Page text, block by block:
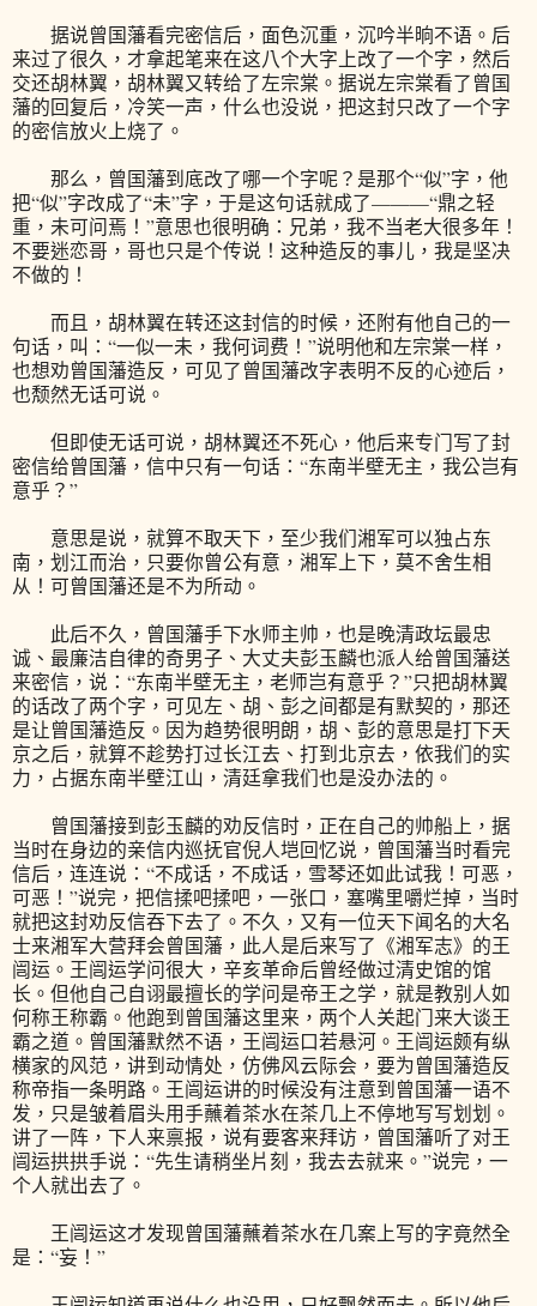
据说曾国藩看完密信后，面色沉重，沉吟半晌不语。后
来过了很久，才拿起笔来在这八个大字上改了一个字，然后
交还胡林翼，胡林翼又转给了左宗棠。据说左宗棠看了曾国
藩的回复后，冷笑一声，什么也没说，把这封只改了一个字
的密信放火上烧了。
那么，曾国藩到底改了哪一个字呢？是那个“似”字，他
把“似”字改成了“未”字，于是这句话就成了———“鼎之轻
重，未可问焉！”意思也很明确：兄弟，我不当老大很多年！
不要迷恋哥，哥也只是个传说！这种造反的事儿，我是坚决
不做的！
而且，胡林翼在转还这封信的时候，还附有他自己的一
句话，叫：“一似一未，我何词费！”说明他和左宗棠一样，
也想劝曾国藩造反，可见了曾国藩改字表明不反的心迹后，
也颓然无话可说。
但即使无话可说，胡林翼还不死心，他后来专门写了封
密信给曾国藩，信中只有一句话：“东南半壁无主，我公岂有
意乎？”
意思是说，就算不取天下，至少我们湘军可以独占东
南，划江而治，只要你曾公有意，湘军上下，莫不舍生相
从！可曾国藩还是不为所动。
此后不久，曾国藩手下水师主帅，也是晚清政坛最忠
诚、最廉洁自律的奇男子、大丈夫彭玉麟也派人给曾国藩送
来密信，说：“东南半壁无主，老师岂有意乎？”只把胡林翼
的话改了两个字，可见左、胡、彭之间都是有默契的，那还
是让曾国藩造反。因为趋势很明朗，胡、彭的意思是打下天
京之后，就算不趁势打过长江去、打到北京去，依我们的实
力，占据东南半壁江山，清廷拿我们也是没办法的。
曾国藩接到彭玉麟的劝反信时，正在自己的帅船上，据
当时在身边的亲信内巡抚官倪人垲回忆说，曾国藩当时看完
信后，连连说：“不成话，不成话，雪琴还如此试我！可恶，
可恶！”说完，把信揉吧揉吧，一张口，塞嘴里嚼烂掉，当时
就把这封劝反信吞下去了。不久，又有一位天下闻名的大名
士来湘军大营拜会曾国藩，此人是后来写了《湘军志》的王
闿运。王闿运学问很大，辛亥革命后曾经做过清史馆的馆
长。但他自己自诩最擅长的学问是帝王之学，就是教别人如
何称王称霸。他跑到曾国藩这里来，两个人关起门来大谈王
霸之道。曾国藩默然不语，王闿运口若悬河。王闿运颇有纵
横家的风范，讲到动情处，仿佛风云际会，要为曾国藩造反
称帝指一条明路。王闿运讲的时候没有注意到曾国藩一语不
发，只是皱着眉头用手蘸着茶水在茶几上不停地写写划划。
讲了一阵，下人来禀报，说有要客来拜访，曾国藩听了对王
闿运拱拱手说：“先生请稍坐片刻，我去去就来。”说完，一
个人就出去了。
王闿运这才发现曾国藩蘸着茶水在几案上写的字竟然全
是：“妄！”